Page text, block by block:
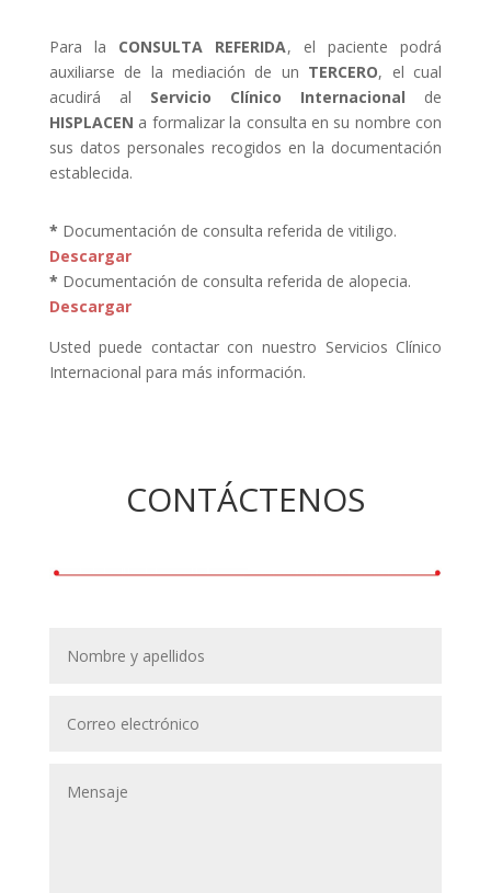
Para la CONSULTA REFERIDA, el paciente podrá
auxiliarse de la mediación de un TERCERO, el cual
acudirá al Servicio Clínico Internacional de
HISPLACEN a formalizar la consulta en su nombre con
sus datos personales recogidos en la documentación
establecida.
* Documentación de consulta referida de vitiligo.
Descargar
* Documentación de consulta referida de alopecia.
Descargar
Usted puede contactar con nuestro Servicios Clínico
Internacional para más información.
CONTÁCTENOS